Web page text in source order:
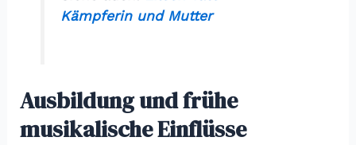
Kämpferin und Mutter
Ausbildung und frühe
musikalische Einflüsse